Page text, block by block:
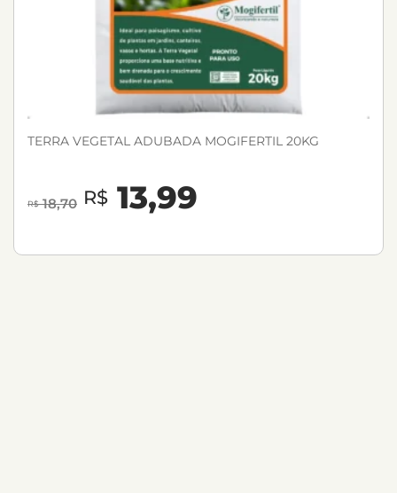
TERRA VEGETAL ADUBADA MOGIFERTIL 20KG
R$18,70 R$ 13,99